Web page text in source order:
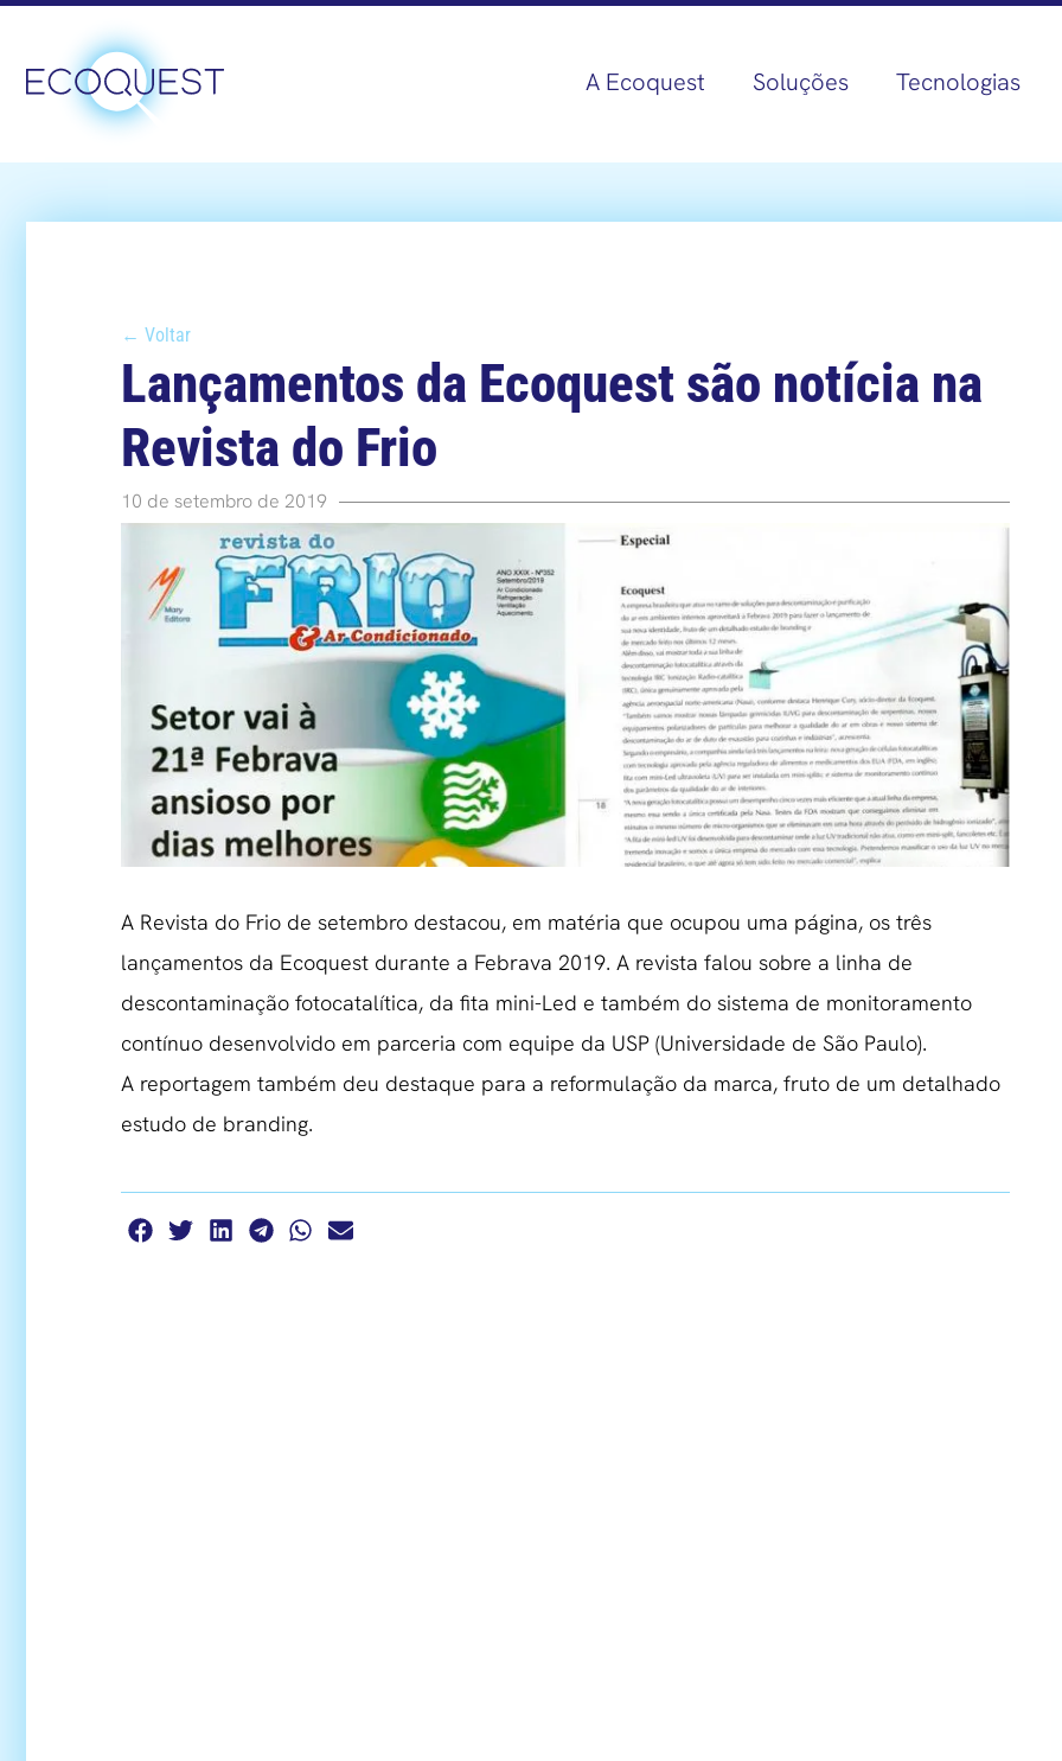
A Ecoquest Soluções Tecnologias
← Voltar
Lançamentos da Ecoquest são notícia na
Revista do Frio
10 de setembro de 2019
A Revista do Frio de setembro destacou, em matéria que ocupou uma página, os três
lançamentos da Ecoquest durante a Febrava 2019. A revista falou sobre a linha de
descontaminação fotocatalítica, da fita mini-Led e também do sistema de monitoramento
contínuo desenvolvido em parceria com equipe da USP (Universidade de São Paulo).
A reportagem também deu destaque para a reformulação da marca, fruto de um detalhado
estudo de branding.